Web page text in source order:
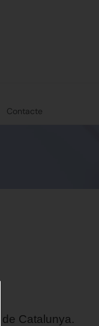
Contacte
Catalunya.